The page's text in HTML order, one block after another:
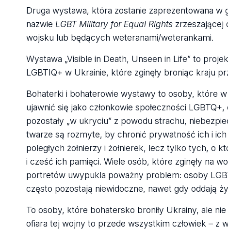
Druga wystawa, która zostanie zaprezentowana w
nazwie LGBT Military for Equal Rights zrzeszającej
wojsku lub będących weteranami/weterankami.
Wystawa „Visible in Death, Unseen in Life” to
LGBTIQ+ w Ukrainie, które zginęły broniąc kraju
Bohaterki i bohaterowie wystawy to osoby, które
ujawnić się jako członkowie społeczności
pozostały „w ukryciu” z powodu strachu,
twarze są rozmyte, by chronić prywatność ich i
poległych żołnierzy i żołnierek, lecz tylko tych, o
i cześć ich pamięci. Wiele osób, które zginęły na
portretów uwypukla poważny problem: osoby
często pozostają niewidoczne, nawet gdy oddają
To osoby, które bohatersko broniły Ukrainy, ale
ofiara tej wojny to przede wszystkim człowiek – z